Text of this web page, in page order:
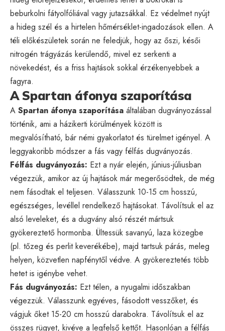
beburkolni fátyolfóliával vagy jutazsákkal. Ez védelmet nyújt
a hideg szél és a hirtelen hőmérséklet-ingadozások ellen. A
téli előkészületek során ne feledjük, hogy az őszi, késői
nitrogén trágyázás kerülendő, mivel ez serkenti a
növekedést, és a friss hajtások sokkal érzékenyebbek a
fagyra.
A Spartan áfonya szaporítása
A Spartan áfonya szaporítása általában dugványozással
történik, ami a házikerti körülmények között is
megvalósítható, bár némi gyakorlatot és türelmet igényel. A
leggyakoribb módszer a fás vagy félfás dugványozás.
Félfás dugványozás: Ezt a nyár elején, június-júliusban
végezzük, amikor az új hajtások már megerősödtek, de még
nem fásodtak el teljesen. Válasszunk 10-15 cm hosszú,
egészséges, levéllel rendelkező hajtásokat. Távolítsuk el az
alsó leveleket, és a dugvány alsó részét mártsuk
gyökereztető hormonba. Ültessük savanyú, laza közegbe
(pl. tőzeg és perlit keverékébe), majd tartsuk párás, meleg
helyen, közvetlen napfénytől védve. A gyökereztetés több
hetet is igénybe vehet.
Fás dugványozás: Ezt télen, a nyugalmi időszakban
végezzük. Válasszunk egyéves, fásodott vesszőket, és
vágjuk őket 15-20 cm hosszú darabokra. Távolítsuk el az
összes rügyet, kivéve a legfelső kettőt. Hasonlóan a félfás